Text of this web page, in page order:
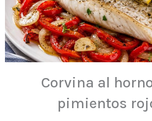
Corvina al
pimientos